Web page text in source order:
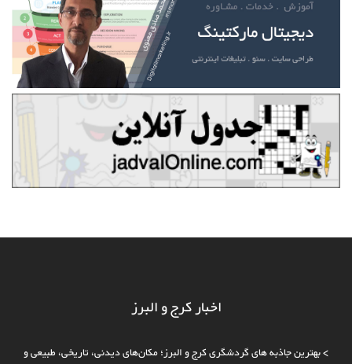
اخبار کرج و البرز
>بهترین جاذبه‌ های گردشگری کرج و البرز؛ مکان‌های دیدنی، تاریخی، طبیعی و